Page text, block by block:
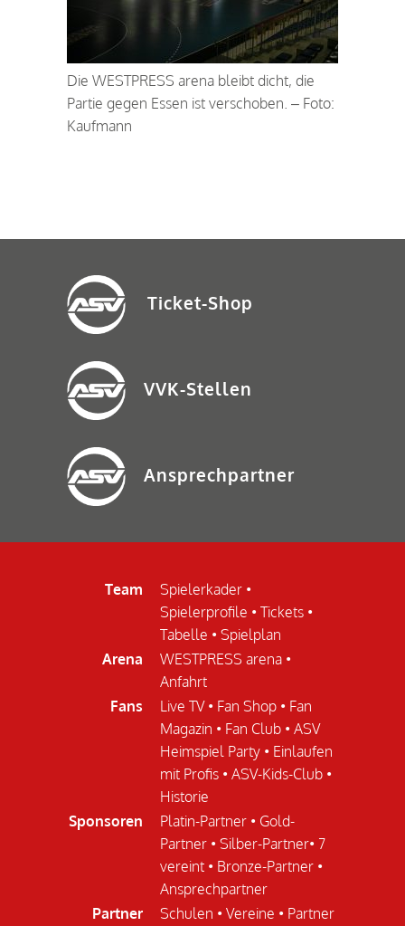
Die WESTPRESS arena bleibt dicht, die
Partie gegen Essen ist verschoben. – Foto:
Kaufmann
Ticket-Shop
VVK-Stellen
Ansprechpartner
Team Spielerkader •
Spielerprofile • Tickets •
Tabelle • Spielplan
Arena
WESTPRESS arena •
Anfahrt
Fans
Live TV• Fan Shop • Fan
Magazin • Fan Club • ASV
Heimspiel Party • Einlaufen
mit Profis • ASV-Kids-Club •
Historie
Sponsoren
Platin-Partner • Gold-
Partner • Silber-Partner• 7
vereint • Bronze-Partner •
Ansprechpartner
Partner
Schulen • Vereine • Partner